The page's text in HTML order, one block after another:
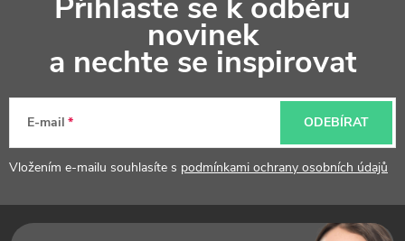
a
novinek
a nechte se inspirovat
E-mail
Vložením e-mailu souhlasíte s podmínkami ochrany osobních údajů
ODEBÍRAT